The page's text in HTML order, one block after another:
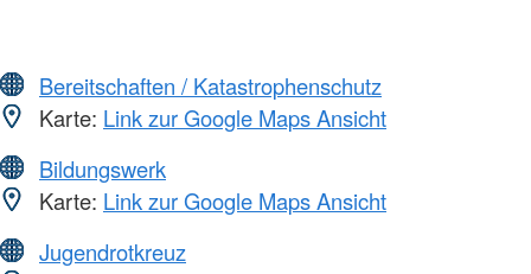
Bereitschaften / Katastrophenschutz
Karte: Link zur Google Maps Ansicht
Bildungswerk
Karte: Link zur Google Maps Ansicht
Jugendrotkreuz